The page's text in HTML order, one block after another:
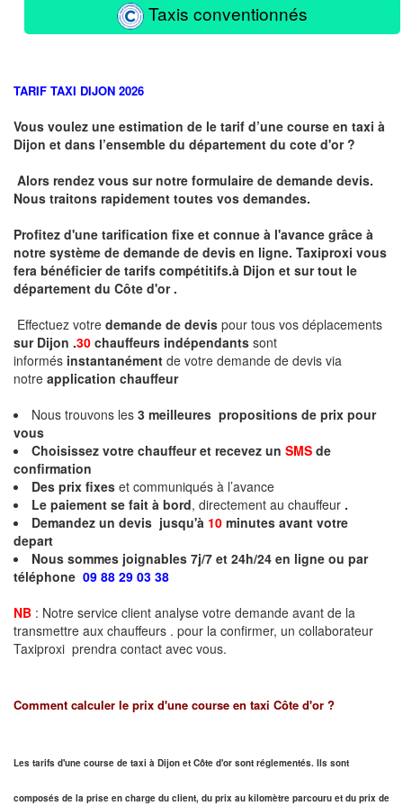
Taxis conventionnés
TARIF TAXI DIJON 2026
Vous voulez une estimation de le tarif d’une course en taxi à
Dijon et dans l’ensemble du département du cote d'or ?
Alors rendez vous sur notre formulaire de demande devis.
Nous traitons rapidement toutes vos demandes.
Profitez d'une tarification fixe et connue à l'avance grâce à
notre système de demande de devis en ligne. Taxiproxi vous
fera bénéficier de tarifs compétitifs.à Dijon et sur tout le
département du Côte d'or .
Effectuez votre demande de devis pour tous vos déplacements
sur Dijon .30 chauffeurs indépendants sont
informés instantanément de votre demande de devis via
notre application chauffeur
Nous trouvons les 3 meilleures propositions de prix pour
vous
Choisissez votre chauffeur et recevez un SMS de
confirmation
Des prix fixes et communiqués à l’avance
Le paiement se fait à bord, directement au chauffeur .
Demandez un devis jusqu'à 10 minutes avant votre
depart
Nous sommes joignables 7j/7 et 24h/24 en ligne ou par
téléphone 09 88 29 03 38
NB : Notre service client analyse votre demande avant de la
transmettre aux chauffeurs . pour la confirmer, un collaborateur
Taxiproxi prendra contact avec vous.
Comment calculer le prix d'une course en taxi Côte d'or ?
Les tarifs d'une course de taxi à Dijon et Côte d'or sont réglementés. Ils sont
composés de la prise en charge du client, du prix au kilomètre parcouru et du prix de